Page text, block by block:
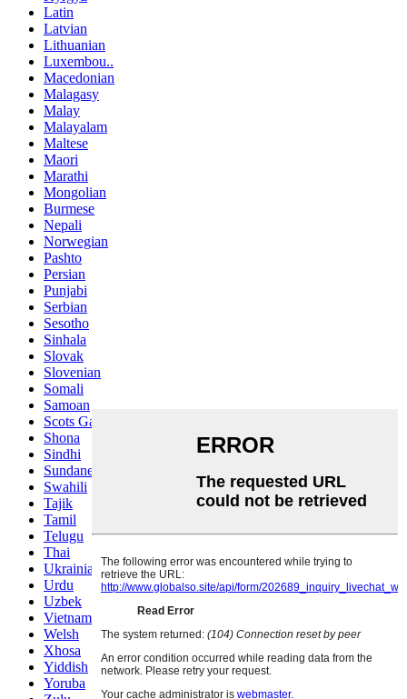
Latin
Latvian
Lithuanian
Luxembou..
Macedonian
Malagasy
Malay
Malayalam
Maltese
Maori
Marathi
Mongolian
Burmese
Nepali
Norwegian
Pashto
Persian
Punjabi
Serbian
Sesotho
Sinhala
Slovak
Slovenian
Somali
Samoan
Scots Gaelic
Shona
Sindhi
Sundanese
Swahili
Tajik
Tamil
Telugu
Thai
Ukrainian
Urdu
Uzbek
Vietnamese
Welsh
Xhosa
Yiddish
Yoruba